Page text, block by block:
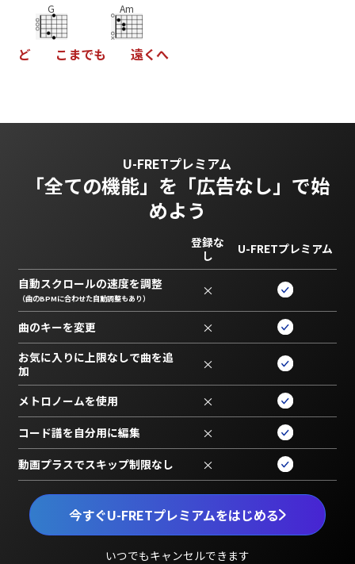
ど
G
こ までも
Am
遠くへ
U-FRETプレミアム
「全ての機能」を 「広告なし」で始
めよう
今すぐU-FRETプレミアムをはじめる
いつでもキャンセルできます
登録な
し
U-FRETプレミアム
自動スクロールの速度を調整
（曲のBPMに合わせた自動調整もあり） ×
曲のキーを変更 ×
お気に入りに上限なしで曲を追
加
×
メトロノームを使用 ×
コード譜を自分用に編集 ×
動画プラスでスキップ制限なし ×